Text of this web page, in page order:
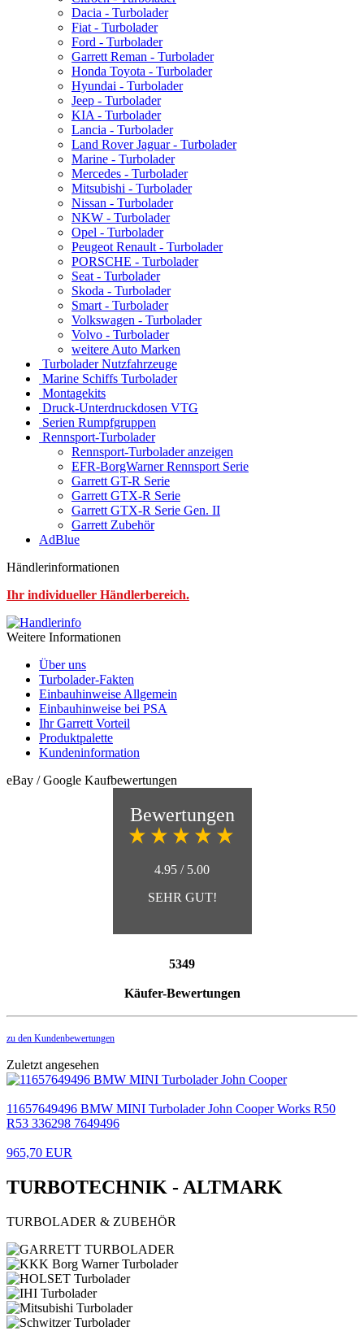
Dacia - Turbolader
Fiat - Turbolader
Ford - Turbolader
Garrett Reman - Turbolader
Honda Toyota - Turbolader
Hyundai - Turbolader
Jeep - Turbolader
KIA - Turbolader
Lancia - Turbolader
Land Rover Jaguar - Turbolader
Marine - Turbolader
Mercedes - Turbolader
Mitsubishi - Turbolader
Nissan - Turbolader
NKW - Turbolader
Opel - Turbolader
Peugeot Renault - Turbolader
PORSCHE - Turbolader
Seat - Turbolader
Skoda - Turbolader
Smart - Turbolader
Volkswagen - Turbolader
Volvo - Turbolader
weitere Auto Marken
Turbolader Nutzfahrzeuge
Marine Schiffs Turbolader
Montagekits
Druck-Unterdruckdosen VTG
Serien Rumpfgruppen
Rennsport-Turbolader
Rennsport-Turbolader anzeigen
EFR-BorgWarner Rennsport Serie
Garrett GT-R Serie
Garrett GTX-R Serie
Garrett GTX-R Serie Gen. II
Garrett Zubehör
AdBlue
Händlerinformationen
Ihr individueller Händlerbereich.
Weitere Informationen
Über uns
Turbolader-Fakten
Einbauhinweise Allgemein
Einbauhinweise bei PSA
Ihr Garrett Vorteil
Produktpalette
Kundeninformation
eBay / Google Kaufbewertungen
Bewertungen
4.95 / 5.00
SEHR GUT!
5349
Käufer-Bewertungen
zu den Kundenbewertungen
Zuletzt angesehen
11657649496 BMW MINI Turbolader John Cooper Works R50
R53 336298 7649496
965,70 EUR
TURBOTECHNIK - ALTMARK
TURBOLADER & ZUBEHÖR